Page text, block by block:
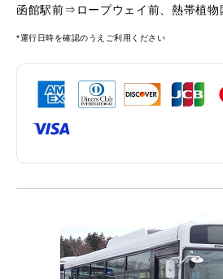
函館駅前⇒ロープウェイ前、熱帯植物
*運行日時を確認のうえご利用ください